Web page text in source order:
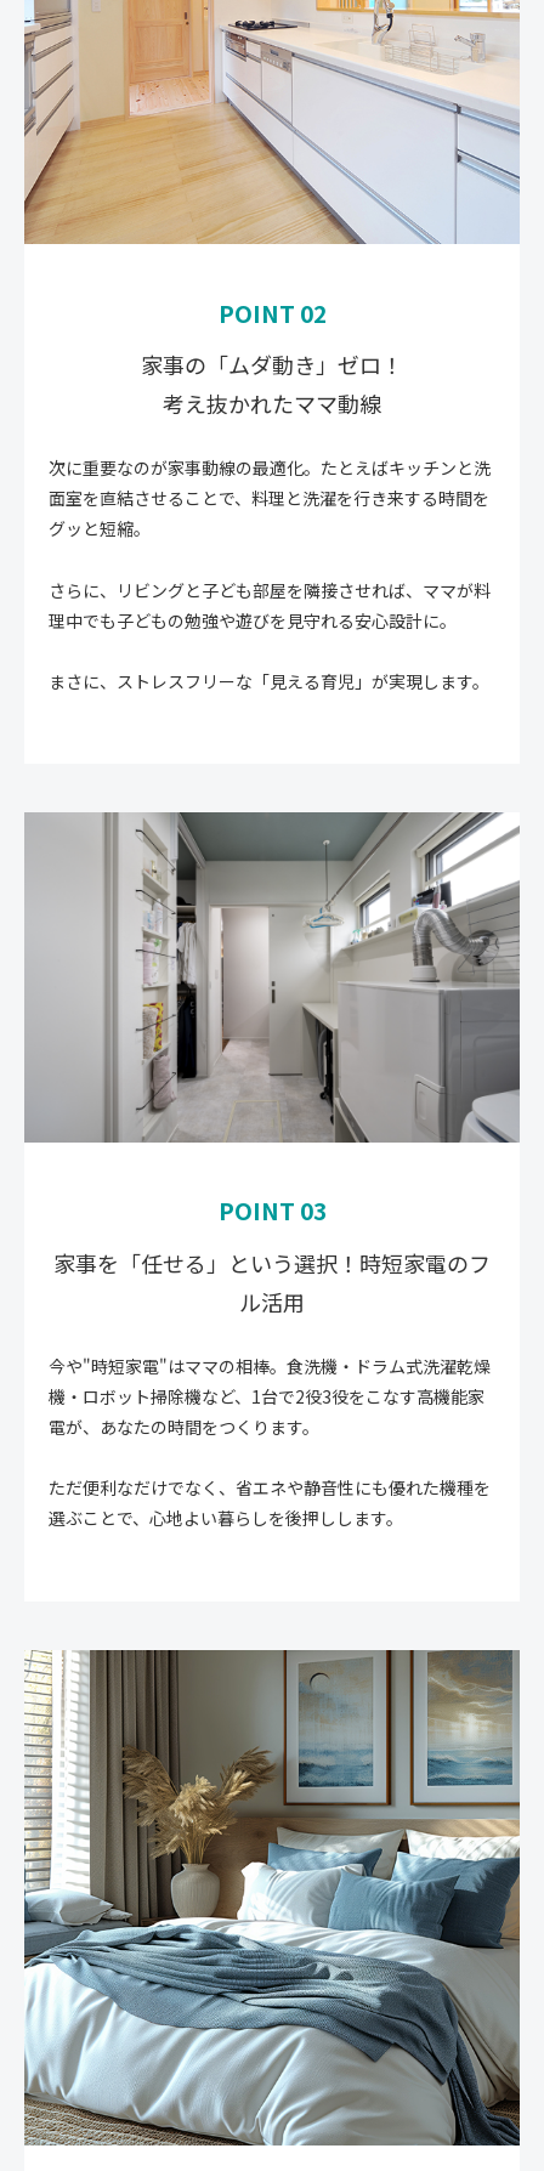
POINT 02
家事の「ムダ動き」ゼロ！
考え抜かれたママ動線
次に重要なのが家事動線の最適化。たとえばキッチンと洗
面室を直結させることで、料理と洗濯を行き来する時間を
グッと短縮。
さらに、リビングと子ども部屋を隣接させれば、ママが料
理中でも子どもの勉強や遊びを見守れる安心設計に。
まさに、ストレスフリーな「見える育児」が実現します。
POINT 03
家事を「任せる」という選択！時短家電のフ
ル活用
今や"時短家電"はママの相棒。食洗機・ドラム式洗濯乾燥
機・ロボット掃除機など、1台で2役3役をこなす高機能家
電が、あなたの時間をつくります。
ただ便利なだけでなく、省エネや静音性にも優れた機種を
選ぶことで、心地よい暮らしを後押しします。